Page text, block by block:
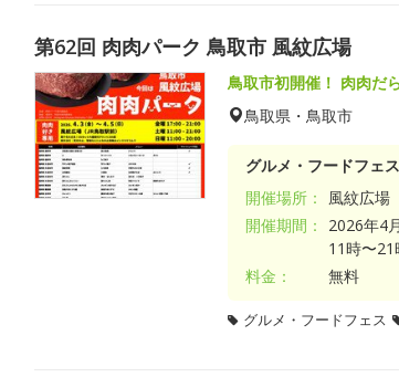
第62回 肉肉パーク 鳥取市 風紋広場
鳥取市初開催！ 肉肉だ
鳥取県・鳥取市
グルメ・フードフェ
開催場所：
風紋広場
開催期間：
2026年4
11時〜
料金：
無料
グルメ・フードフェス